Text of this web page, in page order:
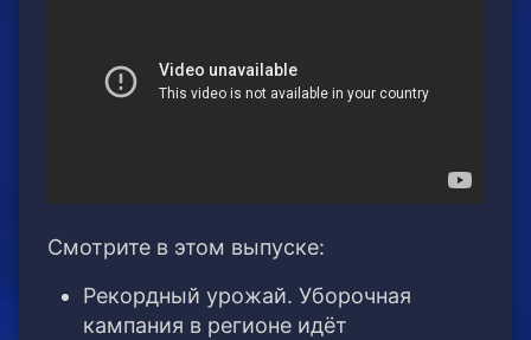
Смотрите в этом выпуске:
Рекордный урожай. Уборочная
кампания в регионе идёт